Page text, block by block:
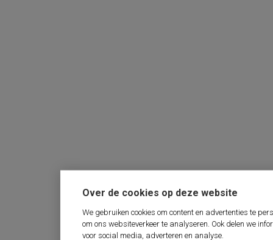
Over de cookies op deze website
We gebruiken cookies om content en advertenties te
om ons websiteverkeer te analyseren. Ook delen we
voor social media, adverteren en analyse.